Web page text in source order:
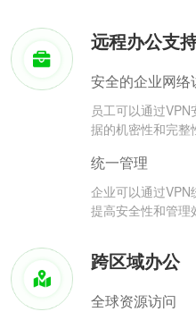
远程办公支
安全的企业网络
员工可以通过
据的机密性和完整
统一管理
企业可以通过VPN
提高安全性和管理
跨区域办公
全球资源访问